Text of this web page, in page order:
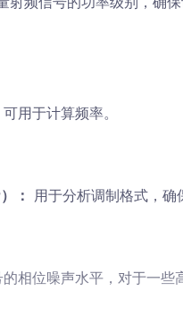
用于计算频率。
： 用于分析调制格式，
相位噪声水平，对于一些